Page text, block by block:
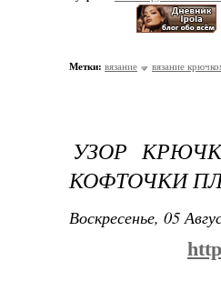
Метки: вязание вязание
УЗОР
КОФТОЧКИ
Воскресенье, 05